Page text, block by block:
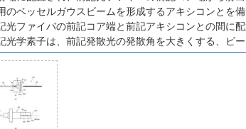
のベッセルガウスビームを形成するアキシコンとを備
光ファイバの前記コア端と前記アキシコンとの間に配
光学素子は、前記発散光の発散角を大きくする、ビー